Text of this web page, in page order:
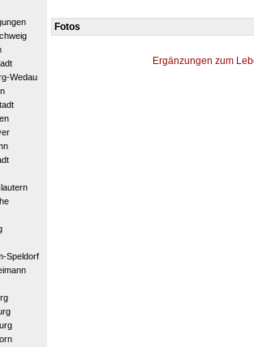
Wedau
Speldorf
Fotos
Ergänzungen zum